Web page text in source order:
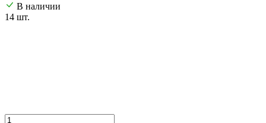
В наличии
14 шт.